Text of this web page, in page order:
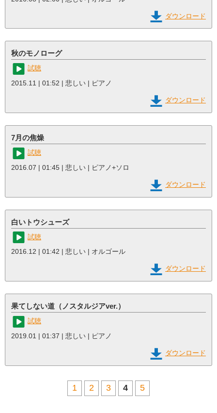
ダウンロード
秋のモノローグ
試聴
2015.11 | 01:52 | 悲しい | ピアノ
ダウンロード
7月の焦燥
試聴
2016.07 | 01:45 | 悲しい | ピアノ+ソロ
ダウンロード
白いトウシューズ
試聴
2016.12 | 01:42 | 悲しい | オルゴール
ダウンロード
果てしない道（ノスタルジアver.）
試聴
2019.01 | 01:37 | 悲しい | ピアノ
ダウンロード
1 2 3 4 5